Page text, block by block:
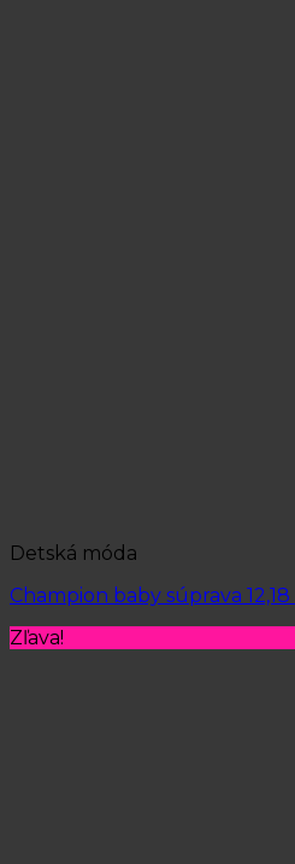
Detská móda
Champion baby súprava
Zľava!